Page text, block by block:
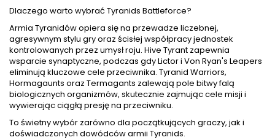
Dlaczego warto wybrać Tyranids Battleforce?
Armia Tyranidów opiera się na przewadze liczebnej,
agresywnym stylu gry oraz ścisłej współpracy jednostek
kontrolowanych przez umysł roju. Hive Tyrant zapewnia
wsparcie synaptyczne, podczas gdy Lictor i Von Ryan's Leapers
eliminują kluczowe cele przeciwnika. Tyranid Warriors,
Hormagaunts oraz Termagants zalewają pole bitwy falą
biologicznych organizmów, skutecznie zajmując cele misji i
wywierając ciągłą presję na przeciwniku.
To świetny wybór zarówno dla początkujących graczy, jak i
doświadczonych dowódców armii Tyranids.